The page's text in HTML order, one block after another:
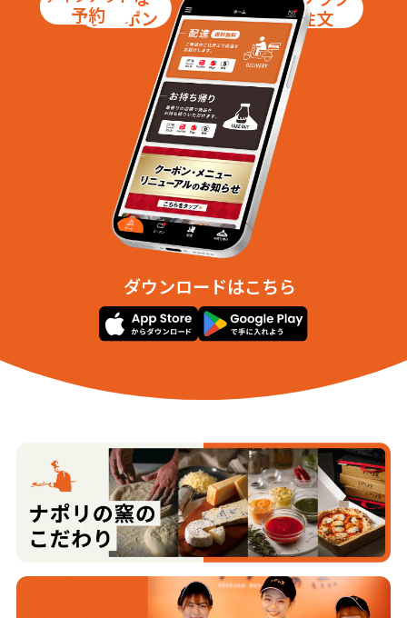
クーポン
予約 注文
ダウンロードはこちら